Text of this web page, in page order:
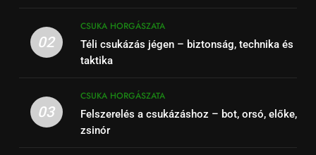
02
CSUKA HORGÁSZATA
Téli csukázás jégen – biztonság, technika és
taktika
03
CSUKA HORGÁSZATA
Felszerelés a csukázáshoz – bot, orsó, előke,
zsinór